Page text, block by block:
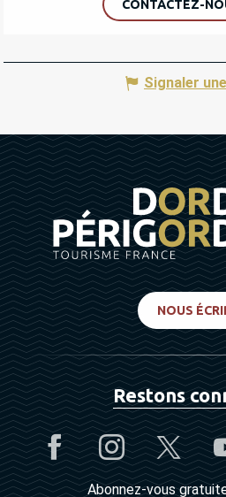
CONTACTEZ-
Signaler
NOUS
Restons
Abonnez-vous